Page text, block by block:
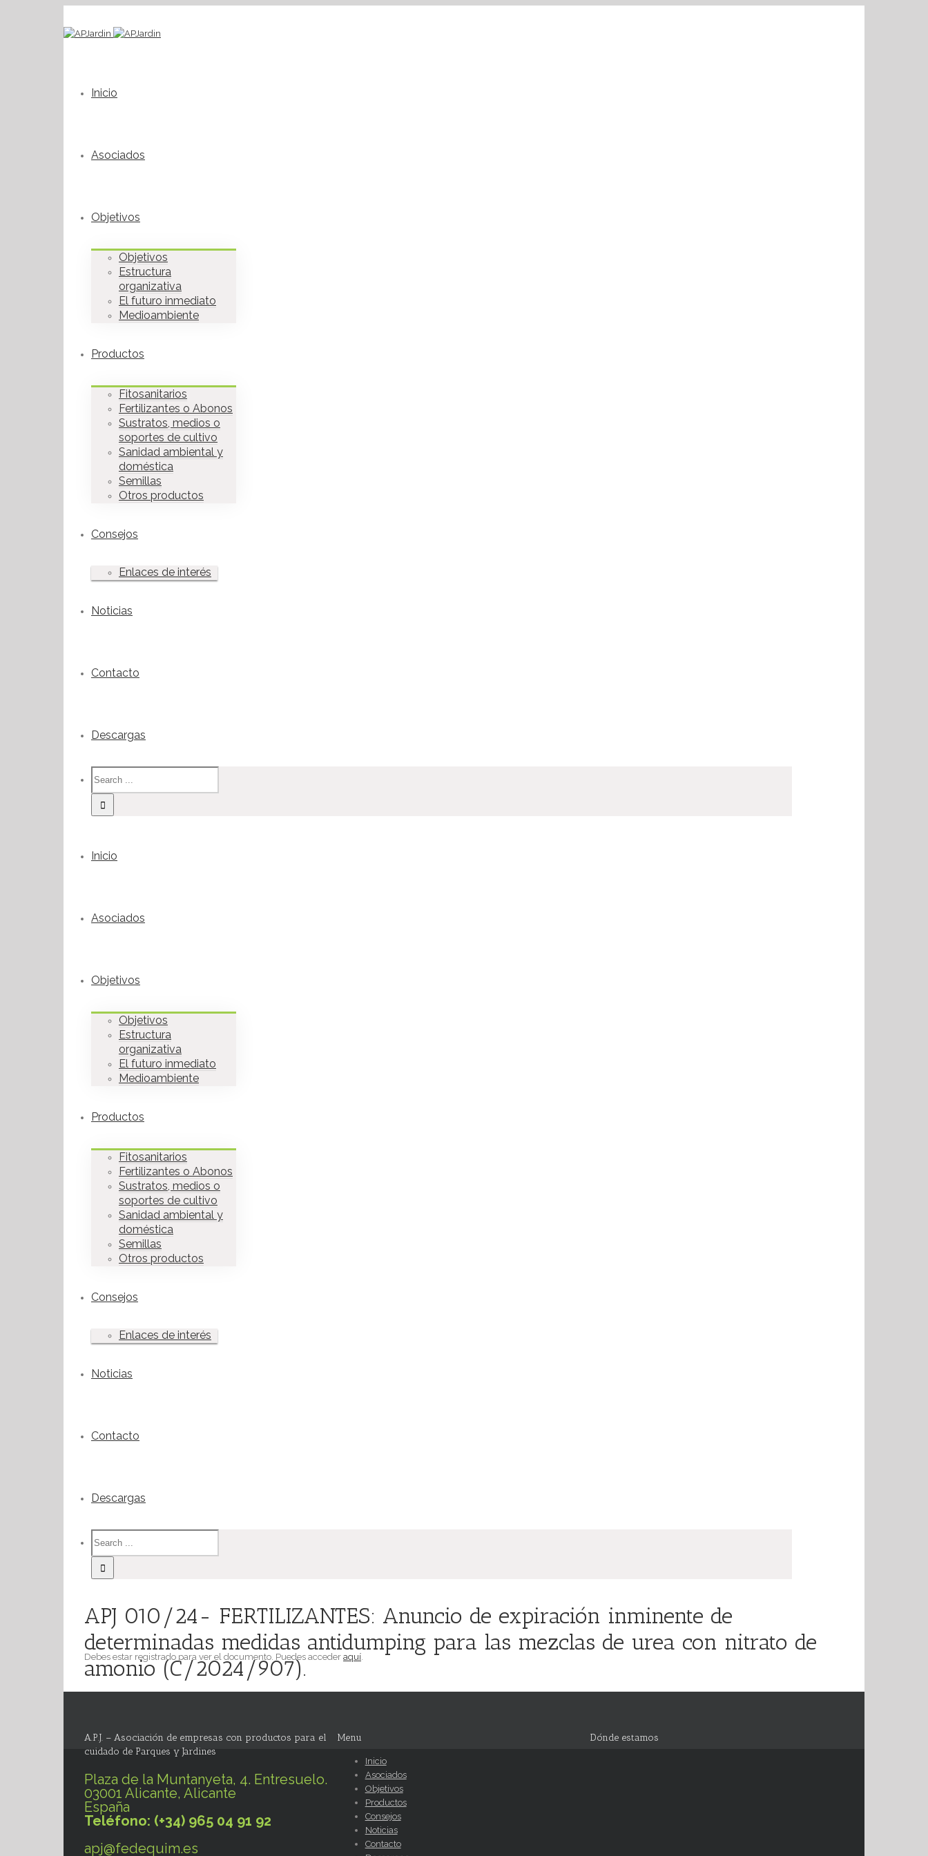
Inicio
Asociados
Objetivos
Objetivos
Estructura
organizativa
El futuro inmediato
Medioambiente
Productos
Fitosanitarios
Fertilizantes o Abonos
Sustratos, medios o
soportes de cultivo
Sanidad ambiental y
doméstica
Semillas
Otros productos
Consejos
Enlaces de interés
Noticias
Contacto
Descargas
Inicio
Asociados
Objetivos
Objetivos
Estructura
organizativa
El futuro inmediato
Medioambiente
Productos
Fitosanitarios
Fertilizantes o Abonos
Sustratos, medios o
soportes de cultivo
Sanidad ambiental y
doméstica
Semillas
Otros productos
Consejos
Enlaces de interés
Noticias
Contacto
Descargas
APJ 010/24- FERTILIZANTES: Anuncio de expiración inminente de
determinadas medidas antidumping para las mezclas de urea con nitrato de
amonio (C/2024/907).
Debes estar registrado para ver el documento. Puedes acceder aquí.
A.P.J. – Asociación de empresas con productos para el
cuidado de Parques y Jardines
Plaza de la Muntanyeta, 4. Entresuelo.
03001 Alicante, Alicante
España
Teléfono: (+34) 965 04 91 92
apj@fedequim.es
Menu
Inicio
Asociados
Objetivos
Productos
Consejos
Noticias
Contacto
Dónde estamos